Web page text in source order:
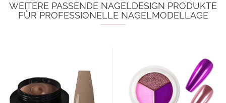
WEITERE PASSENDE NAGELDESIGN PRODUKTE
FÜR PROFESSIONELLE NAGELMODELLAGE